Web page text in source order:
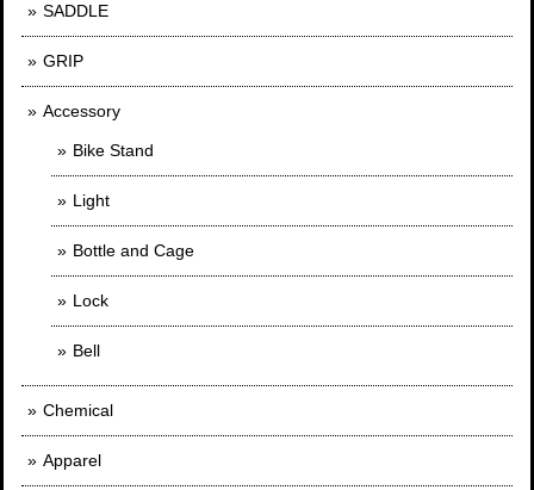
SADDLE
GRIP
Accessory
Bike Stand
Light
Bottle and Cage
Lock
Bell
Chemical
Apparel